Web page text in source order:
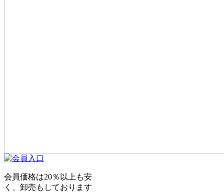
会員価格は20％以上も安
く、卸売もしております